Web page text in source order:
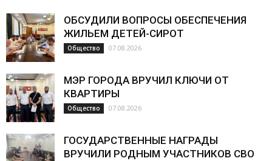
ОБСУДИЛИ ВОПРОСЫ ОБЕСПЕЧЕНИЯ
ЖИЛЬЕМ ДЕТЕЙ-СИРОТ
Общество 07.08.2026
МЭР ГОРОДА ВРУЧИЛ КЛЮЧИ ОТ
КВАРТИРЫ
Общество 07.08.2026
ГОСУДАРСТВЕННЫЕ НАГРАДЫ
ВРУЧИЛИ РОДНЫМ УЧАСТНИКОВ СВО